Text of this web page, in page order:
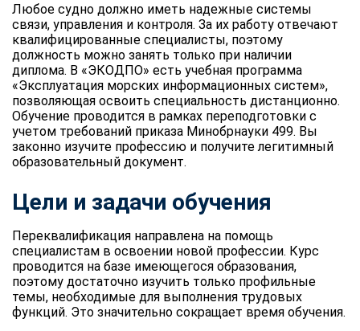
Любое судно должно иметь надежные системы
связи, управления и контроля. За их работу отвечают
квалифицированные специалисты, поэтому
должность можно занять только при наличии
диплома. В «ЭКОДПО» есть учебная программа
«Эксплуатация морских информационных систем»,
позволяющая освоить специальность дистанционно.
Обучение проводится в рамках переподготовки с
учетом требований приказа Минобрнауки 499. Вы
законно изучите профессию и получите легитимный
образовательный документ.
Цели и задачи обучения
Переквалификация направлена на помощь
специалистам в освоении новой профессии. Курс
проводится на базе имеющегося образования,
поэтому достаточно изучить только профильные
темы, необходимые для выполнения трудовых
функций. Это значительно сокращает время обучения.